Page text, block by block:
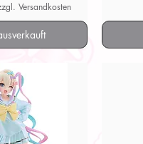
Versandkosten